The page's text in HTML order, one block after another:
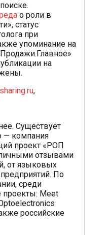
о роли в
статус
при
упоминание на
на
,
Существует
— компания
проект «РОП
отзывами
от языковых
По
среди
Meet
российские